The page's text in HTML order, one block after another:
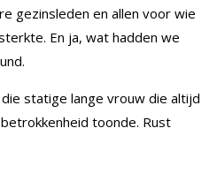
gezinsleden en allen voor wie
En ja, wat hadden we
statige lange vrouw die altijd
toonde. Rust